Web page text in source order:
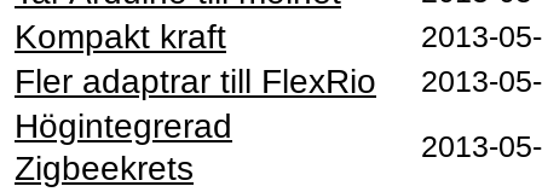
Kompakt kraft 2013-
Fler adaptrar till FlexRio 2013-
Högintegrerad
Zigbeekrets
2013-